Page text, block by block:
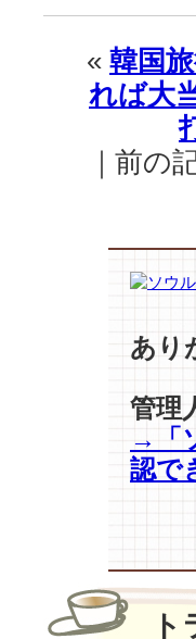
« 韓国
れば大
｜前の
あり
管理
→「
認で